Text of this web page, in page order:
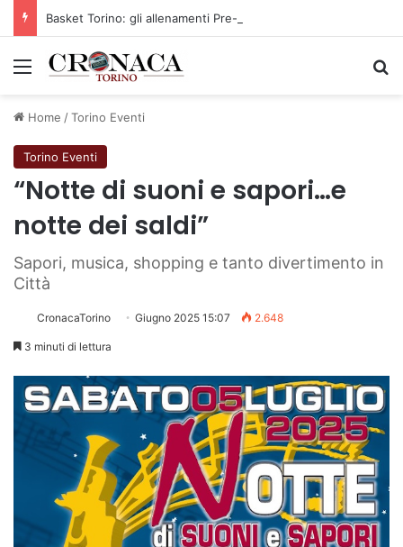
Menu
Home /Torino Eventi
Torino Eventi
“Notte di suoni e sapori…e
notte dei saldi”
Sapori, musica, shopping e tanto divertimento in
Città
CronacaTorino Giugno 2025 15:07 2.648
3 minuti di lettura